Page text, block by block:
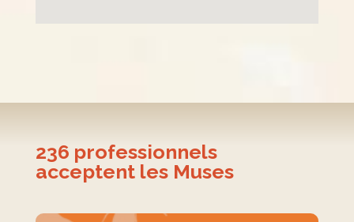
236 professionnels
acceptent les Muses